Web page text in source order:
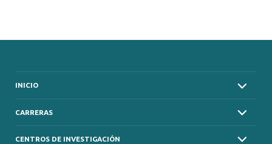
INICIO
CARRERAS
CENTROS DE INVESTIGACIÓN